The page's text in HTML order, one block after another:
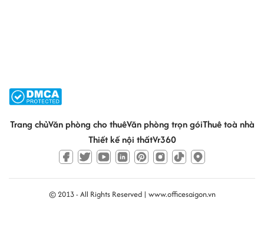
Trang chủVăn phòng cho thuêVăn phòng trọn góiThuê toà nhà
Thiết kế nội thấtVr360
© 2013 - All Rights Reserved | www.officesaigon.vn